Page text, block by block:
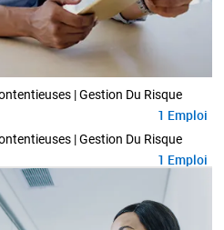
| Gestion Du Risque
1 Emploi
| Gestion Du Risque
1 Emploi